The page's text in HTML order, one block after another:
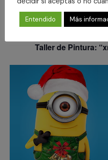
DIC
Taller de Pintura:
Gratuito
Entendido Más